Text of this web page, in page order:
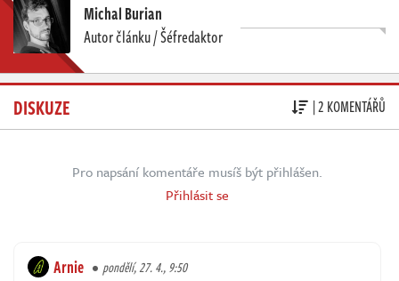
Michal Burian
Autor článku / Šéfredaktor
DISKUZE | 2 KOMENTÁŘŮ
Pro napsání komentáře musíš být přihlášen.
Přihlásit se
Arnie pondělí, 27. 4., 9:50